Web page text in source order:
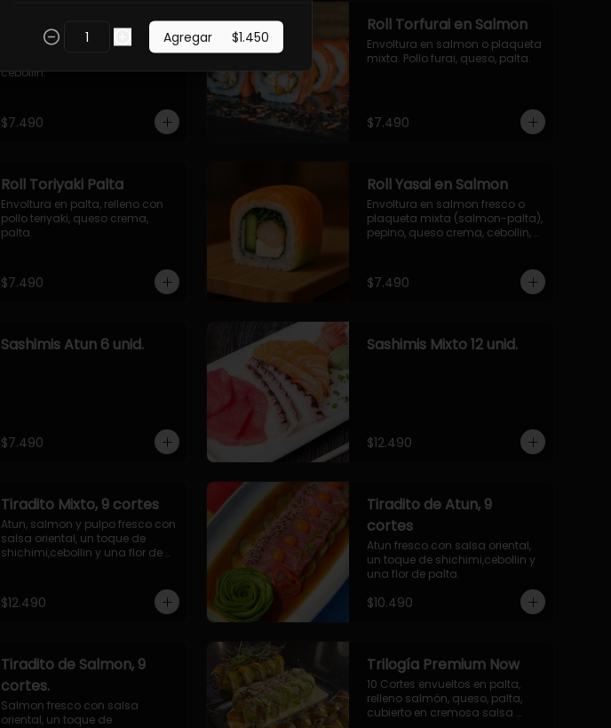
Roll Torfurai en Queso
Envoltura en queso
philadelphia. Pollo furai, palta,
cebollin.
$7.490
Roll Torfurai en Salmon
Envoltura en salmon o plaqueta
mixta. Pollo furai, queso, palta.
$7.490
Roll Toriyaki Palta
Envoltura en palta, relleno con
pollo teriyaki, queso crema,
palta.
$7.490
Roll Yasai en Salmon
Envoltura en salmon fresco o
plaqueta mixta (salmon-palta),
pepino, queso crema, cebollin,
$7.490
Sashimis Atun 6 unid.
$7.490
Sashimis Mixto 12 unid.
$12.490
Tiradito Mixto, 9 cortes
Atun, salmon y pulpo fresco con
salsa oriental, un toque de
shichimi,cebollin y una flor de
$12.490
Tiradito de Atun, 9
cortes
Atun fresco con salsa oriental,
un toque de shichimi,cebollin y
una flor de palta.
$10.490
Tiradito de Salmon, 9
cortes.
Salmon fresco con salsa
oriental, un toque de
Trilogía Premium Now
10 Cortes envueltos en palta,
relleno salmón, queso, palta,
cubierto en cremosa salsa
Agregar $1.450